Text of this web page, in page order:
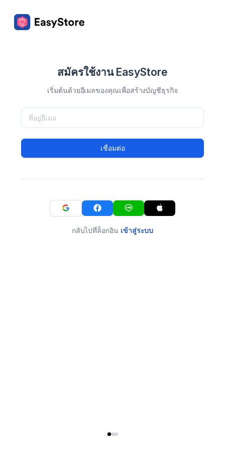
สมัครใช้งาน EasyStore
เริ่มต้นด้วยอีเมลของคุณเพื่อสร้างบัญชีธุรกิจ
เชื่อมต่อ
กลับไปที่ล็อกอิน เข้าสู่ระบบ